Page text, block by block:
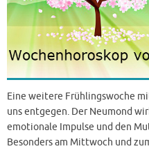
Eine weitere Frühlingswoche
uns entgegen. Der Neumond
emotionale Impulse und den
Besonders am Mittwoch und